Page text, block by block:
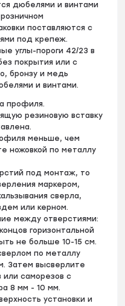
дюбелями и винтами
поставляются с
под крепеж.
углы-пороги 42/23 в
покрытия или с
бронзу и медь
и винтами.
профиля.
резиновую вставку
меньше, чем
ножовкой по металлу
под монтаж, то
маркером,
сверла,
или керном.
между отверстиями:
горизонтальной
не больше 10-15 см.
по металлу
Затем высверлите
саморезов с
8 мм - 10 мм.
установки и